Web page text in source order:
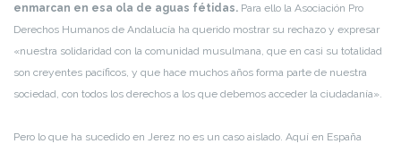
enmarcan en esa ola de aguas fétidas. Para ello la Asociación Pro
Derechos Humanos de Andalucía ha querido mostrar su rechazo y expresar
«nuestra solidaridad con la comunidad musulmana, que en casi su totalidad
son creyentes pacíficos, y que hace muchos años forma parte de nuestra
sociedad, con todos los derechos a los que debemos acceder la ciudadanía».
Pero lo que ha sucedido en Jerez no es un caso aislado. Aquí en España